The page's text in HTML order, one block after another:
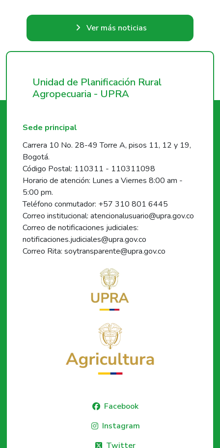
Ver más noticias
Unidad de Planificación Rural
Agropecuaria - UPRA
Sede principal
Carrera 10 No. 28-49 Torre A, pisos 11, 12 y 19,
Bogotá.
Código Postal: 110311 - 110311098
Horario de atención: Lunes a Viernes 8:00 am -
5:00 pm.
Teléfono conmutador: +57 310 801 6445
Correo institucional: atencionalusuario@upra.gov.co
Correo de notificaciones judiciales:
notificaciones.judiciales@upra.gov.co
Correo Rita: soytransparente@upra.gov.co
Facebook
Instagram
Twitter